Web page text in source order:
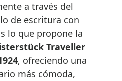
a través del
de escritura con
lo que propone la
Traveller
, ofreciendo una
más cómoda,